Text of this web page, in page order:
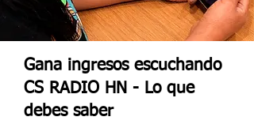
Gana ingresos escuchando
CS RADIO HN - Lo que
debes saber